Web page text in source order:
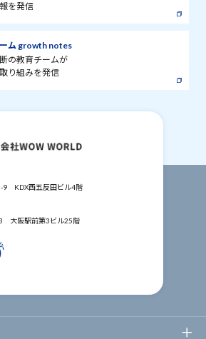
を発信
ム growth notes
の教育チームが
り組みを発信
9 KDX西五反田ビル4階
3 大阪駅前第3ビル25階